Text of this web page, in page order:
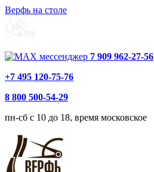
Верфь на столе
7 909 962-27-56
+7 495 120-75-76
8 800 500-54-29
пн-сб с 10 до 18, время московское